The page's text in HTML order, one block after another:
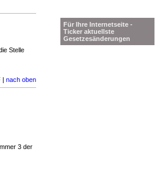
Stelle
| nach oben
3 der
Für Ihre Internetseite -
Ticker aktuellste
Gesetzesänderungen